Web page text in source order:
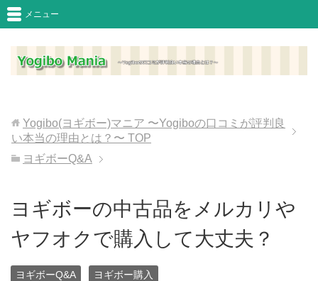
メニュー
Yogibo(ヨギボー)マニア 〜Yogiboの口コミが評判良
い本当の理由とは？〜 TOP
ヨギボーQ&A
ヨギボーの中古品をメルカリや
ヤフオクで購入して大丈夫？
ヨギボーQ&A ヨギボー購入